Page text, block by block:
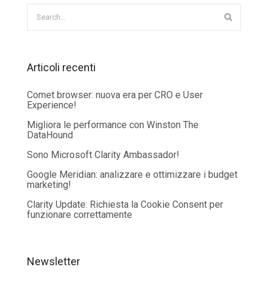
Articoli recenti
Comet browser: nuova era per CRO e User
Experience!
Migliora le performance con Winston The
DataHound
Sono Microsoft Clarity Ambassador!
Google Meridian: analizzare e ottimizzare i budget
marketing!
Clarity Update: Richiesta la Cookie Consent per
funzionare correttamente
Newsletter